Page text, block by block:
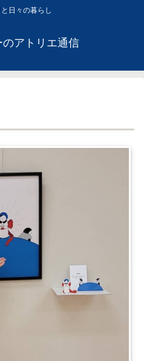
日々の暮らし
のアトリエ通信